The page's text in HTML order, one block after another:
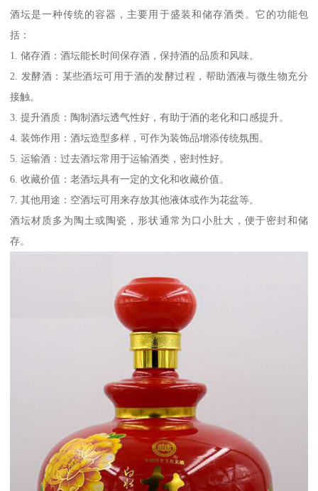
酒坛是一种传统的容器，主要用于盛装和储存酒类。它的功能包
括：
1. 储存酒：酒坛能长时间保存酒，保持酒的品质和风味。
2. 发酵酒：某些酒坛可用于酒的发酵过程，帮助酒液与微生物充分
接触。
3. 提升酒质：陶制酒坛透气性好，有助于酒的老化和口感提升。
4. 装饰作用：酒坛造型多样，可作为装饰品增添传统氛围。
5. 运输酒：过去酒坛常用于运输酒类，密封性好。
6. 收藏价值：老酒坛具有一定的文化和收藏价值。
7. 其他用途：空酒坛可用来存放其他液体或作为花盆等。
酒坛材质多为陶土或陶瓷，形状通常为口小肚大，便于密封和储
存。